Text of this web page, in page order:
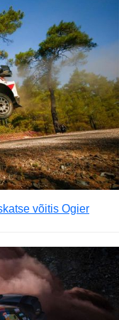
võitis Ogier